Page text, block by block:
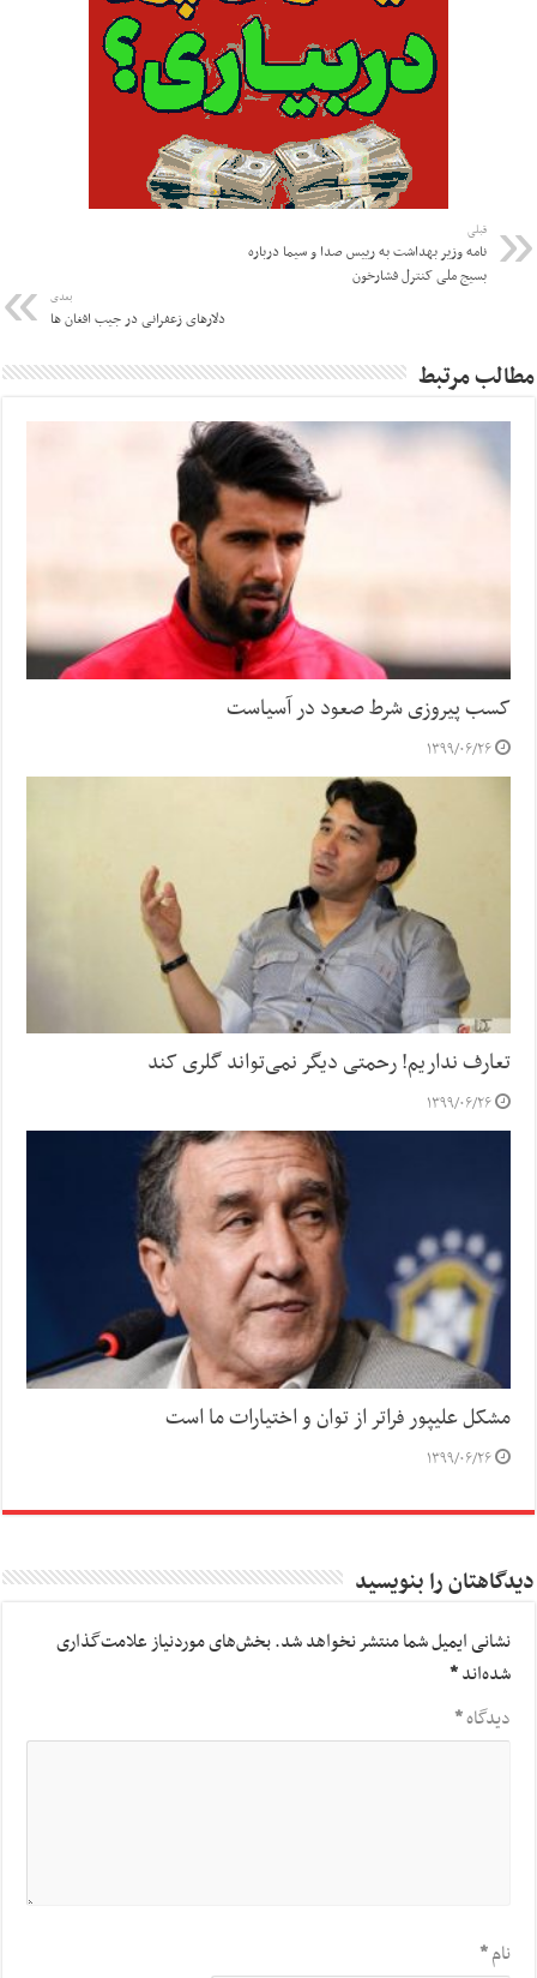
قبلی
نامه وزیر بهداشت به رییس صدا و سیما درباره
بسیج ملی کنترل فشارخون
بعدی
دلارهای زعفرانی در جیب افغان ها
مطالب مرتبط
کسب پیروزی شرط صعود در آسیاست
۱۳۹۹/۰۶/۲۶
تعارف نداریم! رحمتی دیگر نمی‌تواند گلری کند
۱۳۹۹/۰۶/۲۶
مشکل علیپور فراتر از توان و اختیارات ما است
۱۳۹۹/۰۶/۲۶
دیدگاهتان را بنویسید
نشانی ایمیل شما منتشر نخواهد شد.بخش‌های موردنیاز علامت‌گذاری
شده‌اند*
دیدگاه*
نام*